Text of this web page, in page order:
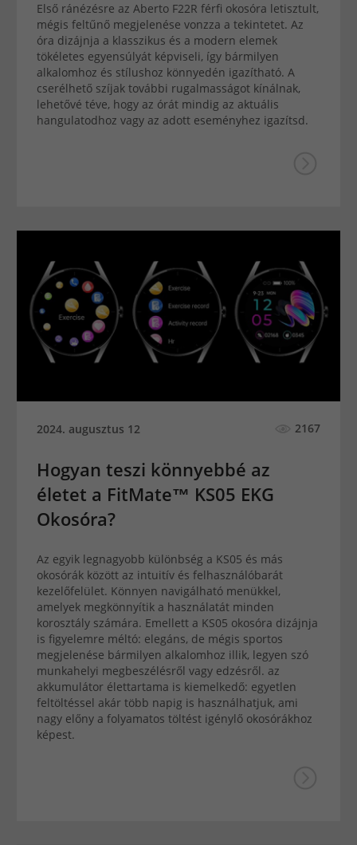
Első ránézésre az Aberto F22R férfi okosóra letisztult,
mégis feltűnő megjelenése vonzza a tekintetet. Az
óra dizájnja a klasszikus és a modern elemek
tökéletes egyensúlyát képviseli, így bármilyen
alkalomhoz és stílushoz könnyedén igazítható. A
cserélhető szíjak további rugalmasságot kínálnak,
lehetővé téve, hogy az órát mindig az aktuális
hangulatodhoz vagy az adott eseményhez igazítsd.
2024. augusztus 12 2167
Hogyan teszi könnyebbé az
életet a FitMate™ KS05 EKG
Okosóra?
Az egyik legnagyobb különbség a KS05 és más
okosórák között az intuitív és felhasználóbarát
kezelőfelület. Könnyen navigálható menükkel,
amelyek megkönnyítik a használatát minden
korosztály számára. Emellett a KS05 okosóra dizájnja
is figyelemre méltó: elegáns, de mégis sportos
megjelenése bármilyen alkalomhoz illik, legyen szó
munkahelyi megbeszélésről vagy edzésről. az
akkumulátor élettartama is kiemelkedő: egyetlen
feltöltéssel akár több napig is használhatjuk, ami
nagy előny a folyamatos töltést igénylő okosórákhoz
képest.